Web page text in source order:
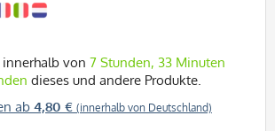
innerhalb von 7 Stunden, 33 Minuten
dieses und andere Produkte.
ab 4,80 € (innerhalb von Deutschland)